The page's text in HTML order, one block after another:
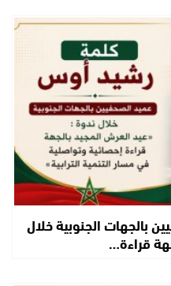
بالجهات الجنوبية خلال
قراءة…